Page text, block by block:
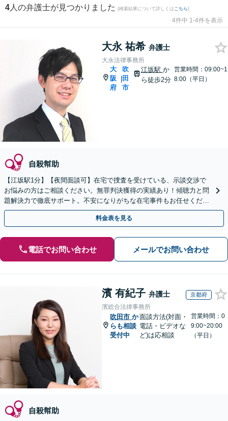
4 人の弁護士が見つかりました (検索結果について詳しくは こちら)
4件中 1-4件を表示
大永 祐希 弁護士
大永法律事務所
大
阪
府
|
吹
田
市
江坂駅 か
ら徒歩2分
営業時間：09:00~1
8:00（平日）
自殺幇助
【江坂駅1分】【夜間面談可】在宅で捜査を受けている、示談交渉で
お悩みの方はご相談ください。無罪判決獲得の実績あり！傾聴力と問
題解決力で徹底サポート。不安になりがちな在宅事件もお任せくださ
い。【法テラス利用可】【WEB面談可】
料金表を見る
電話でお問い合わせ メールでお問い合わせ
濱 有紀子 弁護士 京都府
濱総合法律事務所
吹田市 か
らも相談
受付中
面談方法(対面・
電話・ビデオな
ど)は応相談
営業時間：0
9:00~20:00
（平日）
自殺幇助